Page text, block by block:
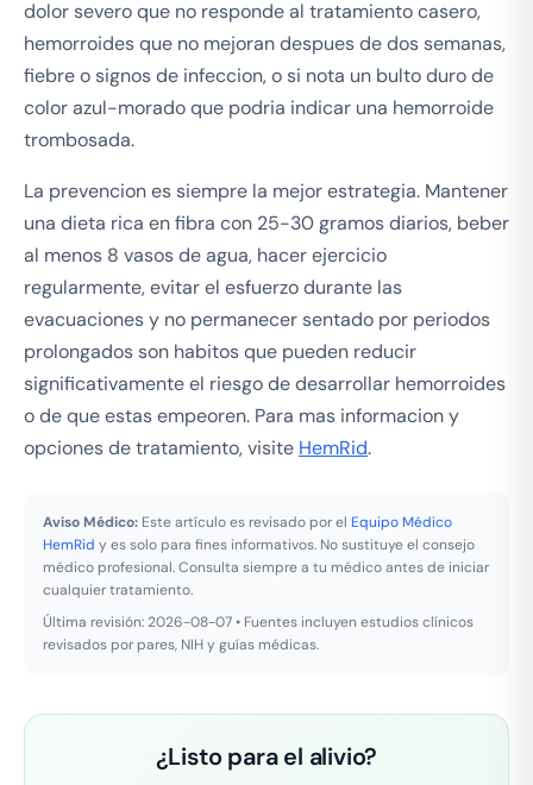
dolor severo que no responde al tratamiento casero,
hemorroides que no mejoran despues de dos semanas,
fiebre o signos de infeccion, o si nota un bulto duro de
color azul-morado que podria indicar una hemorroide
trombosada.
La prevencion es siempre la mejor estrategia. Mantener
una dieta rica en fibra con 25-30 gramos diarios, beber
al menos 8 vasos de agua, hacer ejercicio
regularmente, evitar el esfuerzo durante las
evacuaciones y no permanecer sentado por periodos
prolongados son habitos que pueden reducir
significativamente el riesgo de desarrollar hemorroides
o de que estas empeoren. Para mas informacion y
opciones de tratamiento, visite HemRid.
Aviso Médico: Este artículo es revisado por el Equipo Médico
HemRid y es solo para fines informativos. No sustituye el consejo
médico profesional. Consulta siempre a tu médico antes de iniciar
cualquier tratamiento.
Última revisión: 2026-08-07 • Fuentes incluyen estudios clínicos
revisados por pares, NIH y guías médicas.
¿Listo para el alivio?